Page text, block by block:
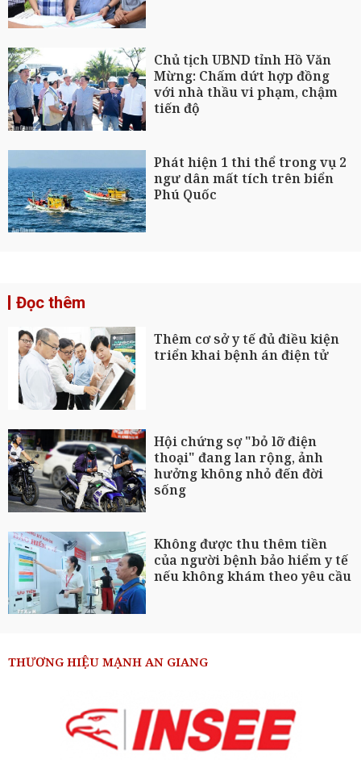
Chủ tịch UBND tỉnh Hồ Văn
Mừng: Chấm dứt hợp đồng
với nhà thầu vi phạm, chậm
tiến độ
Phát hiện 1 thi thể trong vụ 2
ngư dân mất tích trên biển
Phú Quốc
Đọc thêm
Thêm cơ sở y tế đủ điều kiện
triển khai bệnh án điện tử
Hội chứng sợ "bỏ lỡ điện
thoại" đang lan rộng, ảnh
hưởng không nhỏ đến đời
sống
Không được thu thêm tiền
của người bệnh bảo hiểm y tế
nếu không khám theo yêu cầu
THƯƠNG HIỆU MẠNH AN GIANG